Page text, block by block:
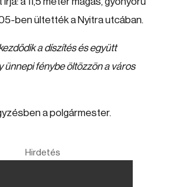
ben ültették a Nyitra utcában.
a díszítés és együtt
ünnepi fénybe öltözzön a város
a polgármester.
Hirdetés